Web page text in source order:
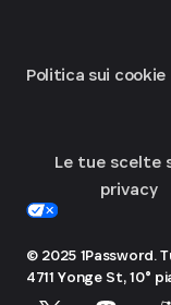
Politica sui cookie
Le tue scelte
privacy
© 2025 1Password.
4711 Yonge St, 10°